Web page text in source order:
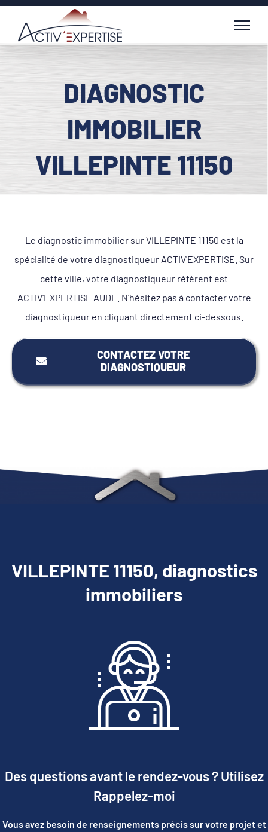
Passer
contenu
DIAGNOSTIC
IMMOBILIER
VILLEPINTE 11150
Le diagnostic immobilier sur VILLEPINTE 11150 est la
spécialité de votre diagnostiqueur ACTIV'EXPERTISE. Sur
cette ville, votre diagnostiqueur référent est
ACTIV'EXPERTISE AUDE. N'hésitez pas à contacter votre
diagnostiqueur en cliquant directement ci-dessous.
CONTACTEZ VOTRE
DIAGNOSTIQUEUR
VILLEPINTE 11150, diagnostics
immobiliers
Des questions avant le rendez-vous ? Utilisez
Rappelez-moi
Vous avez besoin de renseignements précis sur votre projet et